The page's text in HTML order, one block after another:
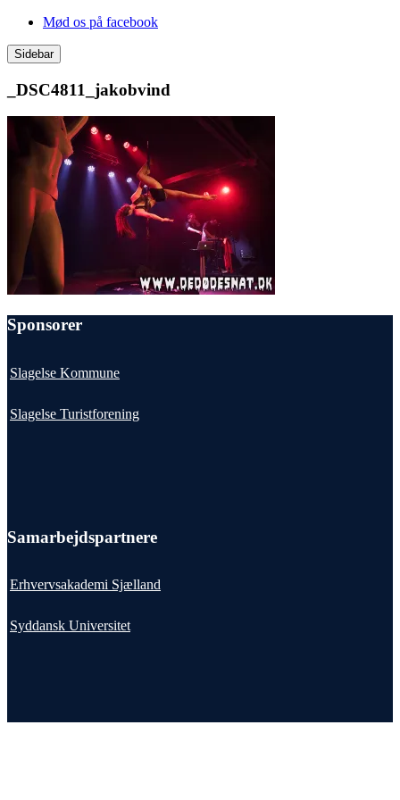
Videre
indhold
Mød os på facebook
Sidebar
_DSC4811_jakobvind
Sponsorer
Slagelse Kommune
Slagelse Turistforening
Samarbejdspartnere
Erhvervsakademi Sjælland
Syddansk Universitet